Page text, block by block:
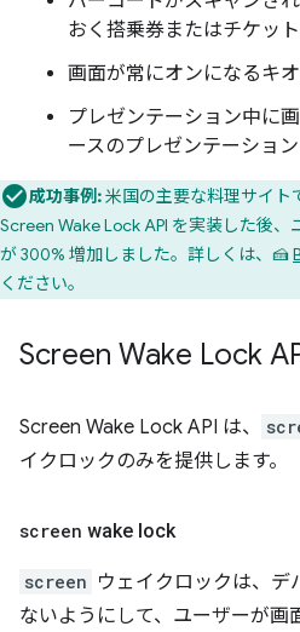
おく搭乗券またはチケッ
画面が常にオンになるキ
プレゼンテーション中に
ースのプレゼンテーショ
成功事例:米国の主要な料理サイト
Screen Wake Lock API を実装した後
が 300% 増加しました。詳しくは、🍰
ください。
Screen Wake Lock
Screen Wake Lock API は、
イクロックのみを提供します。
screen wake lock
screen ウェイクロックは、デ
ないようにして、ユーザーが画